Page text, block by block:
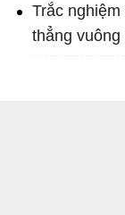
Trắc
thẳng